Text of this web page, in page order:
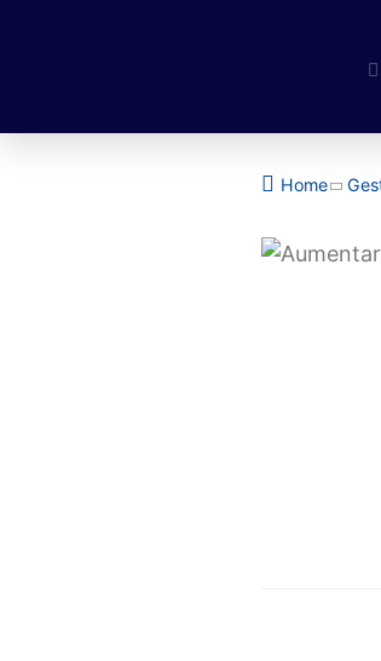
Home